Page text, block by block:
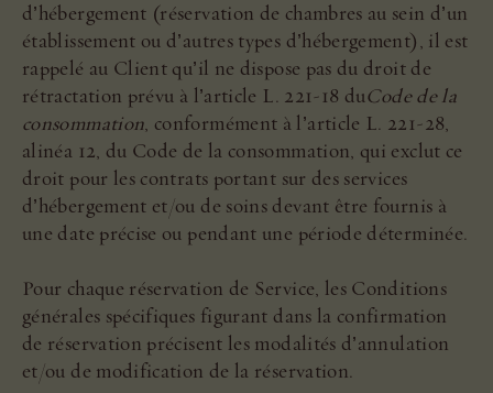
d’hébergement (réservation de chambres au sein d’un
établissement ou d’autres types d’hébergement), il est
rappelé au Client qu’il ne dispose pas du droit de
rétractation prévu à l’article L. 221-18 duCode de la
consommation, conformément à l’article L. 221-28,
alinéa 12, du Code de la consommation, qui exclut ce
droit pour les contrats portant sur des services
d’hébergement et/ou de soins devant être fournis à
une date précise ou pendant une période déterminée.
Pour chaque réservation de Service, les Conditions
générales spécifiques figurant dans la confirmation
de réservation précisent les modalités d’annulation
et/ou de modification de la réservation.